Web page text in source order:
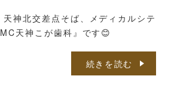
神北交差点そば、メディカルシテ
天神こが歯科』です😊
活において非常に不快な症状の一つ
続きを読む